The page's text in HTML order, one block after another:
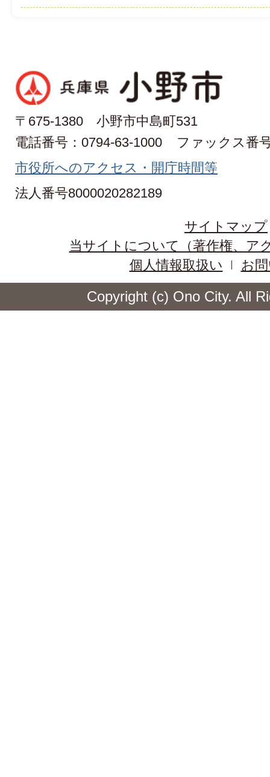
〒675-1380 小野市中島町531
電話番号：0794-63-1000
ファックス番
市役所へのアクセス・開庁時間等
法人番号8000020282189
サイトマップ
当サイトについて（著作権、ア
個人情報取扱い
お
Copyright (c) Ono City. All